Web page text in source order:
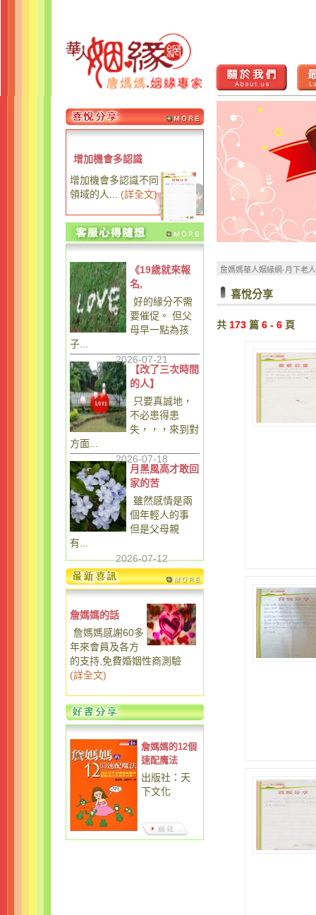
增加機會多認識
增加機會多認識不同
領域的人...
(詳全文)
《19歲就來報
名,
好的緣分不需
要催促。 但父
母早一點為孩
子...
2026-07-21
【改了三次時間
的人】
只要真誠地，
不必患得患
失，，，來到對
方面...
2026-07-18
月黑風高才敢回
家的苦
雖然感情是兩
個年輕人的事
但是父母親
有...
2026-07-12
詹媽媽的話
詹媽媽感謝60多
年來會員及各方
的支持,免費婚姻性商測驗
(詳全文)
詹媽媽的12個
速配魔法
出版社：天
下文化
詹媽媽華人姻緣網-月下老
喜悅分享
共 173 篇 6 - 6 頁